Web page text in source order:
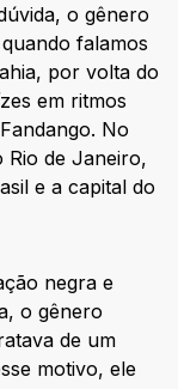
o gênero
falamos
por volta do
em ritmos
No
Rio de Janeiro,
e a capital do
negra e
o gênero
de um
motivo, ele